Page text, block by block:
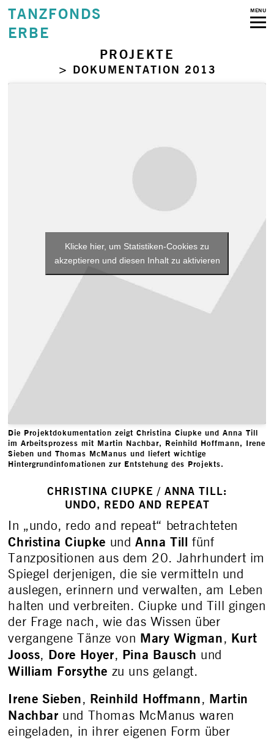
TANZFONDS
ERBE
MENU
PROJEKTE
> DOKUMENTATION 2013
Klicke hier, um Statistiken-Cookies zu
akzeptieren und diesen Inhalt zu aktivieren
Die Projektdokumentation zeigt Christina Ciupke und Anna Till
im Arbeitsprozess mit Martin Nachbar, Reinhild Hoffmann, Irene
Sieben und Thomas McManus und liefert wichtige
Hintergrundinfomationen zur Entstehung des Projekts.
CHRISTINA CIUPKE / ANNA TILL:
UNDO, REDO AND REPEAT
In „undo, redo and repeat“ betrachteten
Christina Ciupke undAnna Till fünf
Tanzpositionen aus dem 20. Jahrhundert im
Spiegel derjenigen, die sie vermitteln und
auslegen, erinnern und verwalten, am Leben
halten und verbreiten. Ciupke und Till gingen
der Frage nach, wie das Wissen über
vergangene Tänze von Mary Wigman, Kurt
Jooss, Dore Hoyer, Pina Bausch und
William Forsythe zu uns gelangt.
Irene Sieben, Reinhild Hoffmann, Martin
Nachbar und Thomas McManus waren
eingeladen, in ihrer eigenen Form über